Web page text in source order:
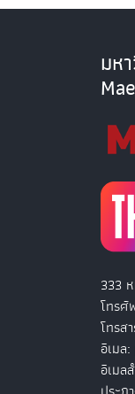
มห
333
โทร
โทรส
อีเมล
อีเมล